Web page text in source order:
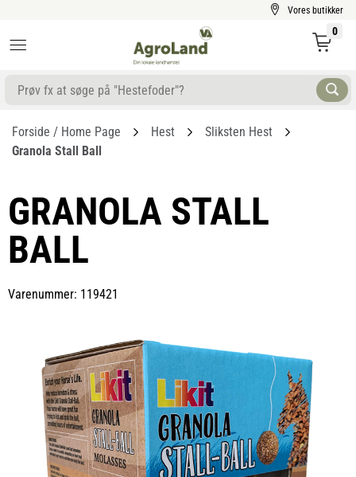
Vores butikker
0
Forside / Home Page Hest
Sliksten Hest
Granola Stall Ball
GRANOLA STALL
BALL
Varenummer: 119421